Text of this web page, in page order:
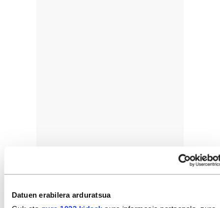
Datuen erabilera arduratsua